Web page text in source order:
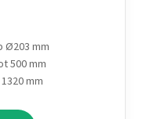
Ø203 mm
500 mm
mm